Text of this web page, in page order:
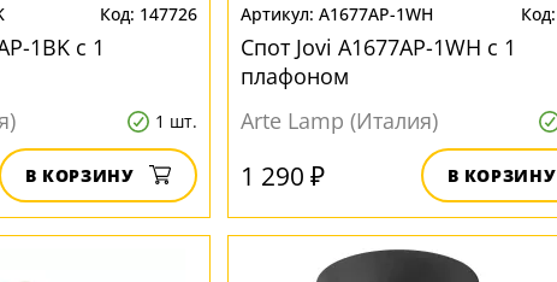
147726
1BK с 1
1 шт.
В КОРЗИНУ
A1677AP-1WH
Спот Jovi A1677AP-1WH с 1
плафоном
Arte Lamp (Италия)
1 290 ₽ В КОРЗИНУ